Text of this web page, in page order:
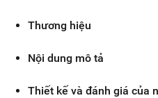
Thương hiệu
Nội dung mô tả
Thiết kế và đánh giá của